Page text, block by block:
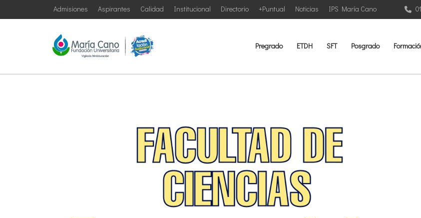
IPS María Cano
Noticias
+Puntual
Directorio
Institucional
Calidad
Aspirantes
Admisiones
Pregrado ETDH SFT Posgrado